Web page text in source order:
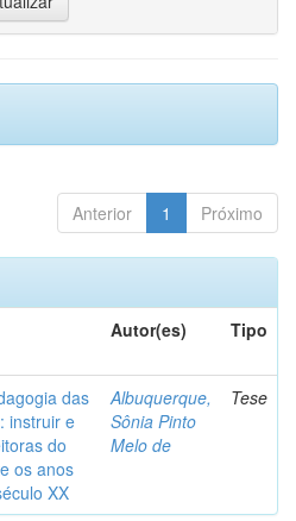
Anterior 1 Próximo
Autor(es) Tipo
das
instruir e
do
os anos
XX
Albuquerque,
Sônia Pinto
Melo de
Tese